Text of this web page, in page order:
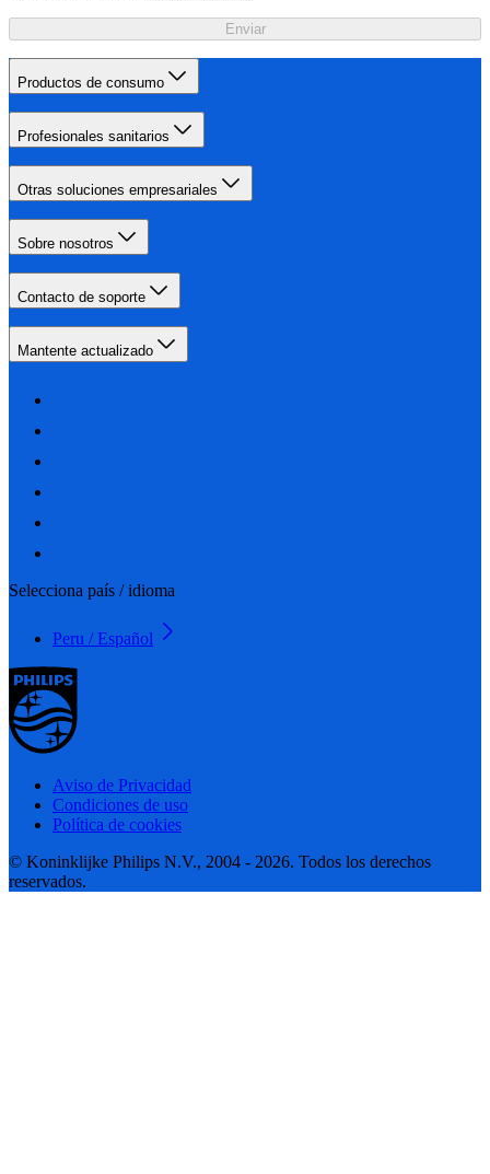
Enviar
Productos de consumo
Profesionales sanitarios
Otras soluciones empresariales
Sobre nosotros
Contacto de soporte
Mantente actualizado
Selecciona país / idioma
Peru / Español
Aviso de Privacidad
Condiciones de uso
Política de cookies
© Koninklijke Philips N.V., 2004 - 2026. Todos los derechos
reservados.